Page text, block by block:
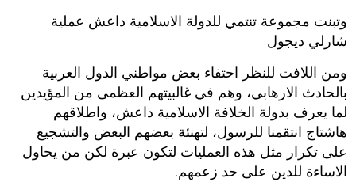
وتبنت مجموعة تنتمي للدولة الاسلامية داعش عملية
شارلي ديجول
ومن اللافت للنظر احتفاء بعض مواطني الدول العربية
بالحادث الارهابي، وهم في غالبيتهم العظمى من المؤيدين
لما يعرف بدولة الخلافة الاسلامية داعش، واطلاقهم
هاشتاج انتقمنا للرسول، لتهنئة بعضهم البعض والتشجيع
على تكرار مثل هذه العمليات لتكون عبرة لكن من يحاول
الاساءة للدين على حد زعمهم.